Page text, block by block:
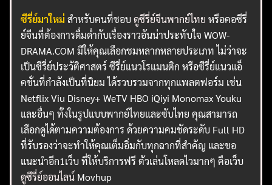
ซีรี่ย์มาใหม่ สำหรับคนที่ชอบดูซีรี่ย์จีนพากย์ไทย หรือคอซีรี่
ย์จีนที่ต้องการดื่มด่ำกับเรื่องราวอันน่าประทับใจ WOW-
DRAMA.COM มีให้คุณเลือกชมหลากหลายประเภท ไม่ว่าจะ
เป็นซีรี่ย์ประวัติศาสตร์ ซีรี่ย์แนวโรแมนติก หรือซีรี่ย์แนวแอ็
คชั่นที่กำลังเป็นที่นิยม ได้รวบรวมจากทุกแพลตฟอร์ม เช่น
Netflix Viu Disney+ WeTV HBO iQiyi Monomax Youku
และอื่นๆ ทั้งในรูปแบบพากย์ไทยและซับไทย คุณสามารถ
เลือกดูได้ตามความต้องการ ด้วยความคมชัดระดับ Full HD
ที่รับรองว่าจะทำให้คุณเต็มอิ่มกับทุกฉากที่สำคัญ และขอ
แนะนำอีก1เว็บ ที่ให้บริการฟรี ตัวเล่นโหลดไวมากๆ คือเว็บ
ดูซีรี่ย์ออนไลน์ Movhup